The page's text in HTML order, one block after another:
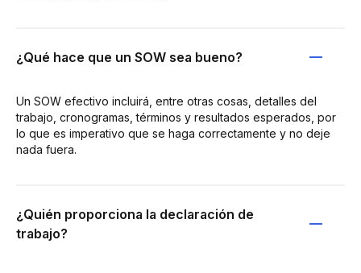
¿Qué hace que un SOW sea bueno?
Un SOW efectivo incluirá, entre otras cosas, detalles del
trabajo, cronogramas, términos y resultados esperados, por
lo que es imperativo que se haga correctamente y no deje
nada fuera.
¿Quién proporciona la declaración de
trabajo?